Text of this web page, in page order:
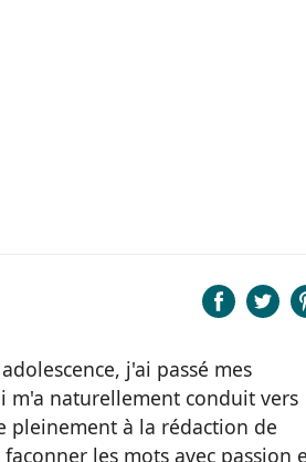
j'ai passé mes
m'a naturellement conduit vers
pleinement à la rédaction de
les mots avec passion